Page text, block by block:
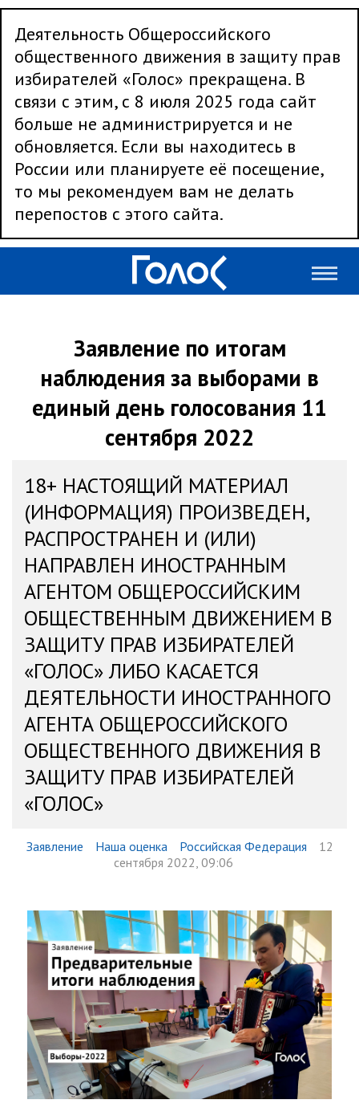
Деятельность Общероссийского
общественного движения в защиту прав
избирателей «Голос» прекращена. В
связи с этим, с 8 июля 2025 года сайт
больше не администрируется и не
обновляется. Если вы находитесь в
России или планируете её посещение,
то мы рекомендуем вам не делать
перепостов с этого сайта.
Заявление по итогам
наблюдения за выборами в
единый день голосования 11
сентября 2022
18+ НАСТОЯЩИЙ МАТЕРИАЛ
(ИНФОРМАЦИЯ) ПРОИЗВЕДЕН,
РАСПРОСТРАНЕН И (ИЛИ)
НАПРАВЛЕН ИНОСТРАННЫМ
АГЕНТОМ ОБЩЕРОССИЙСКИМ
ОБЩЕСТВЕННЫМ ДВИЖЕНИЕМ В
ЗАЩИТУ ПРАВ ИЗБИРАТЕЛЕЙ
«ГОЛОС» ЛИБО КАСАЕТСЯ
ДЕЯТЕЛЬНОСТИ ИНОСТРАННОГО
АГЕНТА ОБЩЕРОССИЙСКОГО
ОБЩЕСТВЕННОГО ДВИЖЕНИЯ В
ЗАЩИТУ ПРАВ ИЗБИРАТЕЛЕЙ
«ГОЛОС»
Заявление Наша оценка Российская Федерация
12
сентября 2022, 09:06